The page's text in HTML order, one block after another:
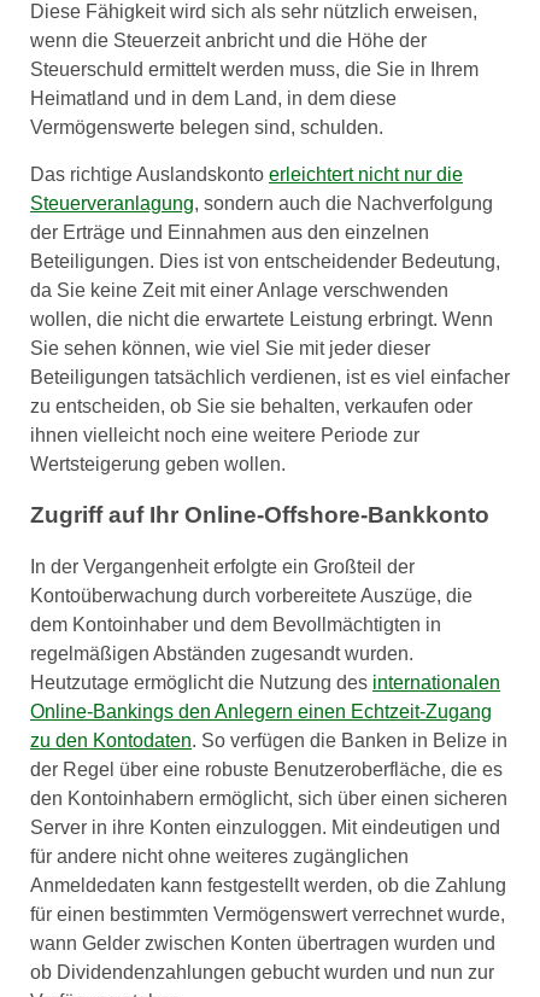
Diese Fähigkeit wird sich als sehr nützlich erweisen,
wenn die Steuerzeit anbricht und die Höhe der
Steuerschuld ermittelt werden muss, die Sie in Ihrem
Heimatland und in dem Land, in dem diese
Vermögenswerte belegen sind, schulden.
Das richtige Auslandskonto erleichtert nicht nur die
Steuerveranlagung, sondern auch die Nachverfolgung
der Erträge und Einnahmen aus den einzelnen
Beteiligungen. Dies ist von entscheidender Bedeutung,
da Sie keine Zeit mit einer Anlage verschwenden
wollen, die nicht die erwartete Leistung erbringt. Wenn
Sie sehen können, wie viel Sie mit jeder dieser
Beteiligungen tatsächlich verdienen, ist es viel einfacher
zu entscheiden, ob Sie sie behalten, verkaufen oder
ihnen vielleicht noch eine weitere Periode zur
Wertsteigerung geben wollen.
Zugriff auf Ihr Online-Offshore-Bankkonto
In der Vergangenheit erfolgte ein Großteil der
Kontoüberwachung durch vorbereitete Auszüge, die
dem Kontoinhaber und dem Bevollmächtigten in
regelmäßigen Abständen zugesandt wurden.
Heutzutage ermöglicht die Nutzung des internationalen
Online-Bankings den Anlegern einen Echtzeit-Zugang
zu den Kontodaten. So verfügen die Banken in Belize in
der Regel über eine robuste Benutzeroberfläche, die es
den Kontoinhabern ermöglicht, sich über einen sicheren
Server in ihre Konten einzuloggen. Mit eindeutigen und
für andere nicht ohne weiteres zugänglichen
Anmeldedaten kann festgestellt werden, ob die Zahlung
für einen bestimmten Vermögenswert verrechnet wurde,
wann Gelder zwischen Konten übertragen wurden und
ob Dividendenzahlungen gebucht wurden und nun zur